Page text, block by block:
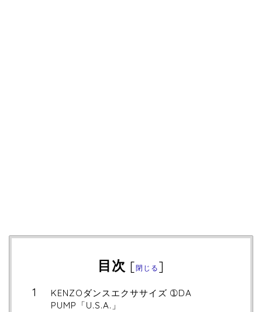
目次 [閉じる ]
KENZOダンスエクササイズ ➀DA
PUMP「U.S.A.」